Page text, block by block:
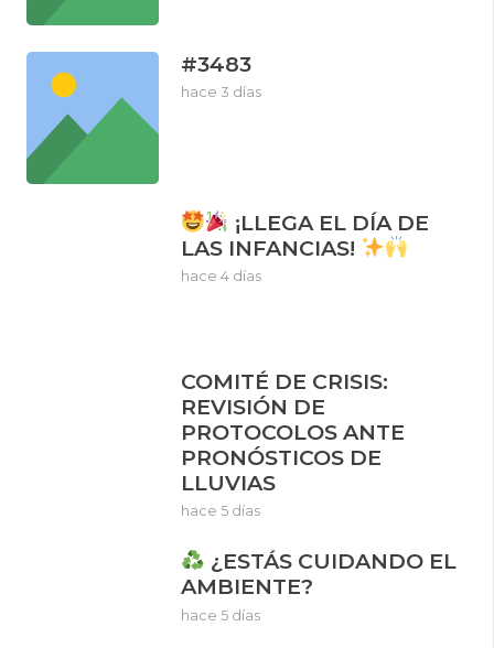
#3483
hace 3 días
¡LLEGA EL DÍA DE
LAS INFANCIAS!
hace 4 días
COMITÉ DE CRISIS:
REVISIÓN DE
PROTOCOLOS ANTE
PRONÓSTICOS DE
LLUVIAS
hace 5 días
¿ESTÁS CUIDANDO EL
AMBIENTE?
hace 5 días